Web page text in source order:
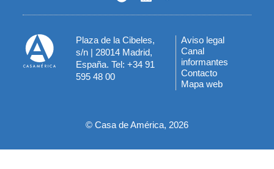
Plaza de la Cibeles,
s/n | 28014 Madrid,
España. Tel: +34 91
595 48 00
Menú
del
pie
Aviso legal
Canal
informantes
Contacto
Mapa web
© Casa de América, 2026